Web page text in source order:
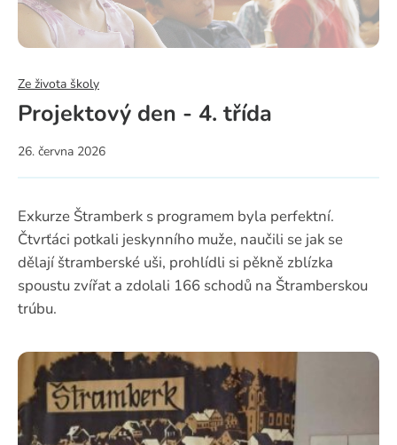
Ze života školy
Projektový den - 4. třída
26. června 2026
Exkurze Štramberk s programem byla perfektní.
Čtvrťáci potkali jeskynního muže, naučili se jak se
dělají štramberské uši, prohlídli si pěkně zblízka
spoustu zvířat a zdolali 166 schodů na Štramberskou
trúbu.